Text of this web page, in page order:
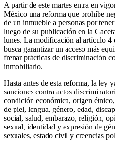
A partir de este martes entra en
México una reforma que prohíbe
de un inmueble a personas por
luego de su publicación en la
lunes. La modificación al artículo 4
busca garantizar un acceso más
frenar prácticas de discriminación
inmobiliario.
Hasta antes de esta reforma, la ley
sanciones contra actos
condición económica, origen
de piel, lengua, género, edad,
social, salud, embarazo, religión,
sexual, identidad y expresión de
sexuales, estado civil y creencias